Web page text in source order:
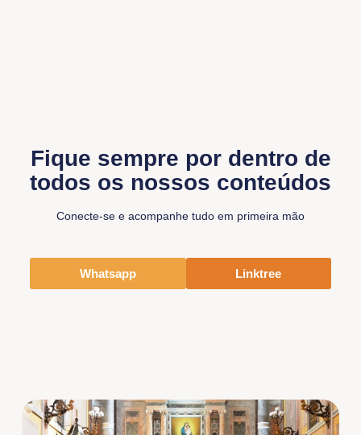
Fique sempre por dentro de
todos os nossos conteúdos
Conecte-se e acompanhe tudo em primeira mão
Whatsapp Linktree